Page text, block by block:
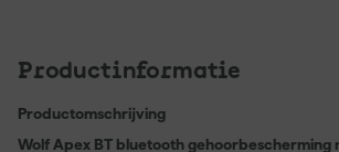
Productinformatie
Productomschrijving
Wolf Apex BT bluetooth gehoorbescherming